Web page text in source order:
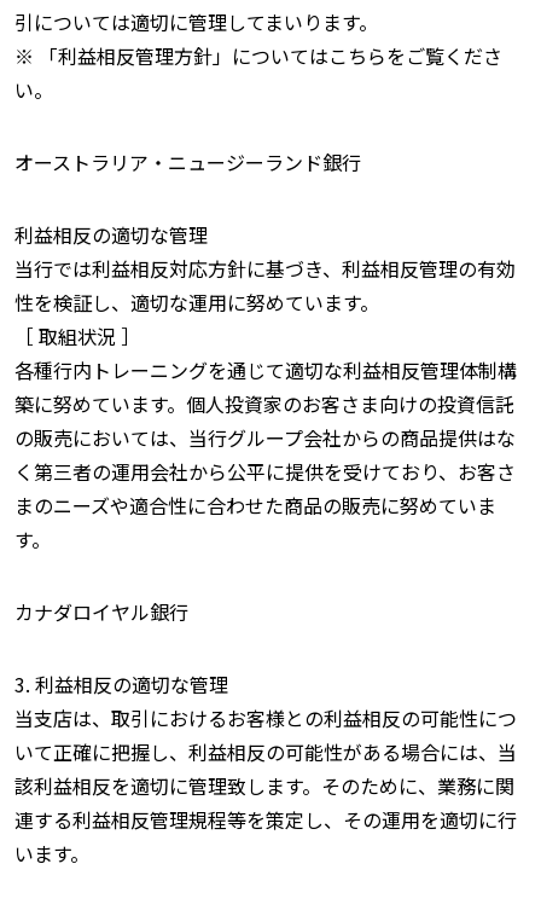
引については適切に管理してまいります。
※ 「利益相反管理方針」についてはこちらをご覧くださ
い。
オーストラリア・ニュージーランド銀行
利益相反の適切な管理
当行では利益相反対応方針に基づき、利益相反管理の有効
性を検証し、適切な運用に努めています。
［ 取組状況 ］
各種行内トレーニングを通じて適切な利益相反管理体制構
築に努めています。個人投資家のお客さま向けの投資信託
の販売においては、当行グループ会社からの商品提供はな
く第三者の運用会社から公平に提供を受けており、お客さ
まのニーズや適合性に合わせた商品の販売に努めていま
す。
カナダロイヤル銀行
3. 利益相反の適切な管理
当支店は、取引におけるお客様との利益相反の可能性につ
いて正確に把握し、利益相反の可能性がある場合には、当
該利益相反を適切に管理致します。そのために、業務に関
連する利益相反管理規程等を策定し、その運用を適切に行
います。